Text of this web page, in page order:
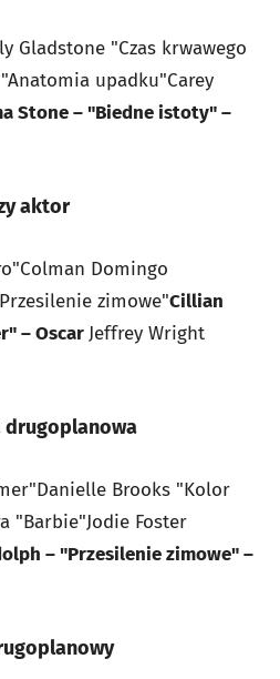
Gladstone "Czas krwawego
upadku"Carey
Stone – "Biedne istoty" –
aktor
Domingo
zimowe"Cillian
– OscarJeffrey Wright
drugoplanowa
Brooks "Kolor
"Barbie"Jodie Foster
– "Przesilenie zimowe" –